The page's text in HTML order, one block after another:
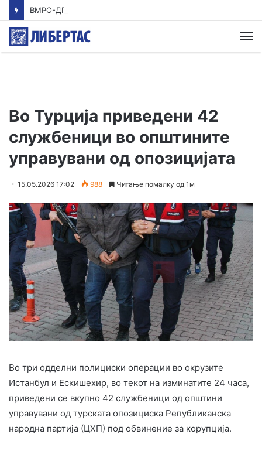
Во Турција приведени 42
службеници во општините
управувани од опозицијата
15.05.2026 17:02 988 Читање помалку од 1м
Во три одделни полициски операции во окрузите
Истанбул и Ескишехир, во текот на изминатите 24 часа,
приведени се вкупно 42 службеници од општини
управувани од турската опозициска Републиканска
народна партија (ЦХП) под обвинение за корупција.